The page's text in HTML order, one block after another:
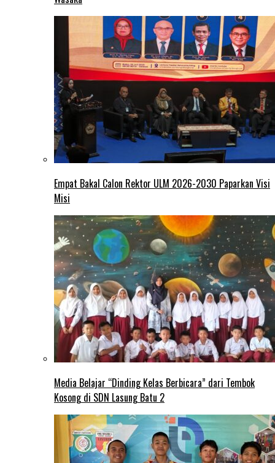
Empat Bakal Calon Rektor ULM 2026-2030 Paparkan Visi
Misi
Media Belajar “Dinding Kelas Berbicara” dari Tembok
Kosong di SDN Lasung Batu 2